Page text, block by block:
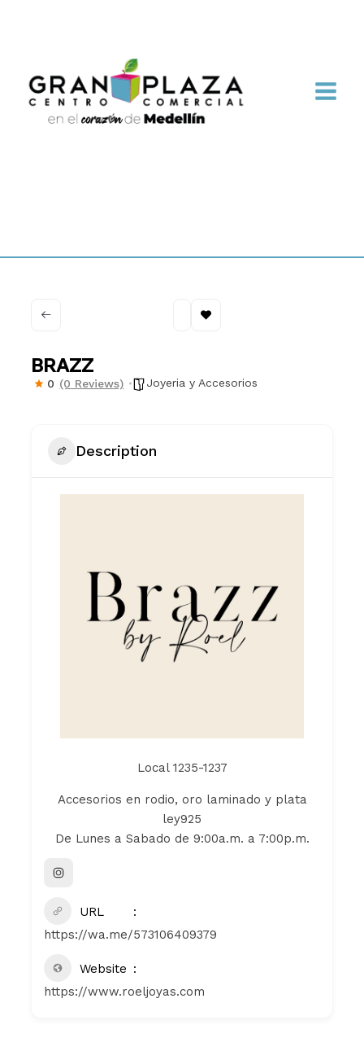
BRAZZ
0 (0 Reviews) Joyeria y Accesorios
Description
Local 1235-1237
Accesorios en rodio, oro laminado y plata
ley925
De Lunes a Sabado de 9:00a.m. a 7:00p.m.
URL
https://wa.me/573106409379
Website
https://www.roeljoyas.com